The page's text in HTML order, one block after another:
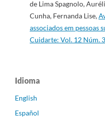
de Lima Spagnolo,
Cunha, Fernanda Lise,
associados em pessoas
Cuidarte: Vol. 12 Núm.
Idioma
English
Español